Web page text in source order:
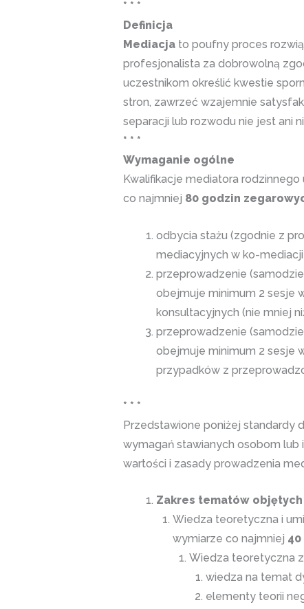
* * *
Definicja
Mediacjato poufny proces
profesjonalista za dobrowolną
uczestnikom określić kwestie
stron, zawrzeć wzajemnie
separacji lub rozwodu nie jest ani
* * *
Wymaganie ogólne
Kwalifikacje mediatora
co najmniej 80 godzin
odbycia stażu (zgodnie z
mediacyjnych w ko-
przeprowadzenie
obejmuje minimum 2 sesje
konsultacyjnych (nie mniej
przeprowadzenie
obejmuje minimum 2 sesje
przypadków z
* * *
Przedstawione poniżej standardy
wymagań stawianych osobom lub
wartości i zasady prowadzenia
Zakres tematów
Wiedza teoretyczna i
wymiarze co najmniej 40
Wiedza teoretyczna
wiedza na temat
elementy teorii